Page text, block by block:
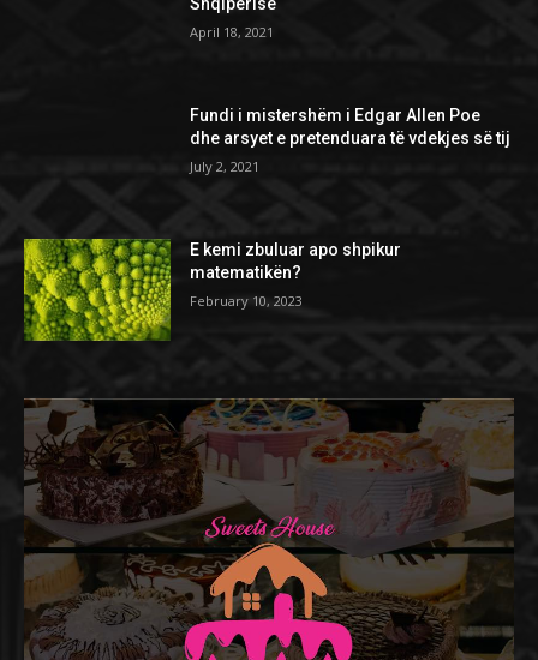
Shqipërisë
April 18, 2021
Fundi i mistershëm i Edgar Allen Poe
dhe arsyet e pretenduara të vdekjes së tij
July 2, 2021
E kemi zbuluar apo shpikur
matematikën?
February 10, 2023